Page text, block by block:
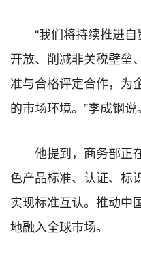
“我们将持续推进
开放、削减非关税壁垒
准与合格评定合作，为
的市场环境。”李成钢说。
他提到，商务部正
色产品标准、认证、标
实现标准互认。推动中
地融入全球市场。